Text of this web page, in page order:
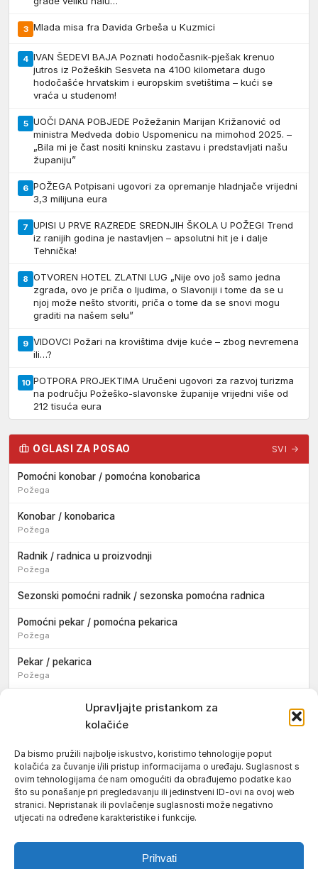
Upravljajte pristankom za
kolačiće
Da bismo pružili najbolje iskustvo, koristimo tehnologije poput
kolačića za čuvanje i/ili pristup informacijama o uređaju. Suglasnost s
ovim tehnologijama će nam omogućiti da obrađujemo podatke kao
što su ponašanje pri pregledavanju ili jedinstveni ID-ovi na ovoj web
stranici. Nepristanak ili povlačenje suglasnosti može negativno
utjecati na određene karakteristike i funkcije.
Prihvati
3 Mlada misa fra Davida Grbeša u Kuzmici
4 IVAN ŠEDEVI BAJA Poznati hodočasnik-pješak krenuo
jutros iz Požeških Sesveta na 4100 kilometara dugo
hodočašće hrvatskim i europskim svetištima – kući se
vraća u studenom!
5 UOČI DANA POBJEDE Požežanin Marijan Križanović od
ministra Medveda dobio Uspomenicu na mimohod 2025. –
„Bila mi je čast nositi kninsku zastavu i predstavljati našu
županiju”
6 POŽEGA Potpisani ugovori za opremanje hladnjače vrijedni
3,3 milijuna eura
7 UPISI U PRVE RAZREDE SREDNJIH ŠKOLA U POŽEGI Trend
iz ranijih godina je nastavljen – apsolutni hit je i dalje
Tehnička!
8 OTVOREN HOTEL ZLATNI LUG „Nije ovo još samo jedna
zgrada, ovo je priča o ljudima, o Slavoniji i tome da se u
njoj može nešto stvoriti, priča o tome da se snovi mogu
graditi na našem selu”
9 VIDOVCI Požari na krovištima dvije kuće – zbog nevremena
ili…?
10 POTPORA PROJEKTIMA Uručeni ugovori za razvoj turizma
na području Požeško-slavonske županije vrijedni više od
212 tisuća eura
OGLASI ZA POSAO SVI →
Pomoćni konobar / pomoćna konobarica
Požega
Konobar / konobarica
Požega
Radnik / radnica u proizvodnji
Požega
Sezonski pomoćni radnik / sezonska pomoćna radnica
Pomoćni pekar / pomoćna pekarica
Požega
Pekar / pekarica
Požega
Konobar / konobarica
Tokar / tokarica
Jakšić
Njegovatelj / njegovateljica starijih i nemoćnih osoba
Resnik